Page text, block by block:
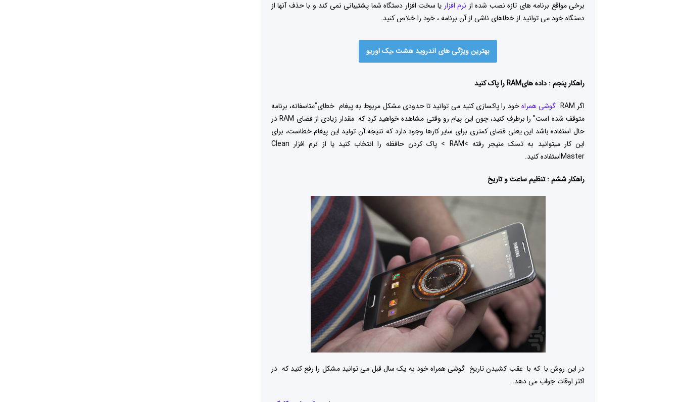
برخی مواقع برنامه های تازه نصب شده از نرم افزار یا سخت افزار دستگاه شما پشتیبانی نمی کند و با حذف آنها از
دستگاه خود می توانید از خطاهای ناشی از آن برنامه ، خود را خلاص کنید.
بهترین ویژگی های اندروید هشت ،یک اوریو
راهکار پنجم : داده هایRAM را پاک کنید
اگر RAM گوشی همراهخود را پاکسازی کنید می توانید تا حدودی مشکل مربوط به پیغام خطای”متاسفانه، برنامه
متوقف شده است” را برطرف کنید، چون این پیام رو وقتی مشاهده خواهید کرد که مقدار زیادی از فضای RAM در
حال استفاده باشد این یعنی فضای کمتری برای سایر کارها وجود دارد که نتیجه آن تولید این پیغام خطاست، برای
این کار میتوانید به تسک منیجر رفته >RAM > پاک کردن حافظه را انتخاب کنید یا از نرم افزار Clean
Masterاستفاده کنید.
راهکار ششم : تنظیم ساعت و تاریخ
در این روش با که با عقب کشیدن تاریخ گوشی همراه خود به یک سال قبل می توانید مشکل را رفع کنید که در
اکثر اوقات جواب می دهد.